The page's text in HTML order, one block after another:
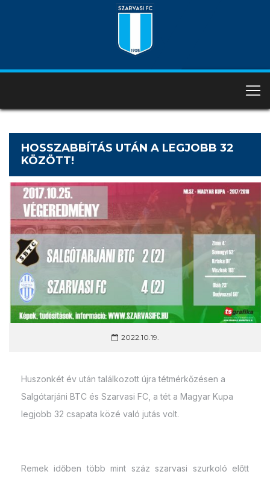
HOSSZABBÍTÁS UTÁN A LEGJOBB 32
KÖZÖTT!
2022.10.19.
Huszonkét év után találkozott újra tétmérkőzésen a
Salgótarjáni BTC és Szarvasi FC, a tét a Magyar Kupa
legjobb 32 csapata közé való jutás volt.
Remek időben több mint száz szarvasi szurkoló előtt